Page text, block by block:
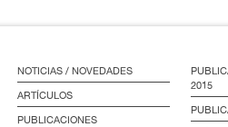
NOTICIAS / NOVEDADES
ARTÍCULOS
PUBLICACIONES
2015